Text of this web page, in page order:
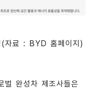
료 : BYD 홈페이지)
벌 완성차 제조사들은